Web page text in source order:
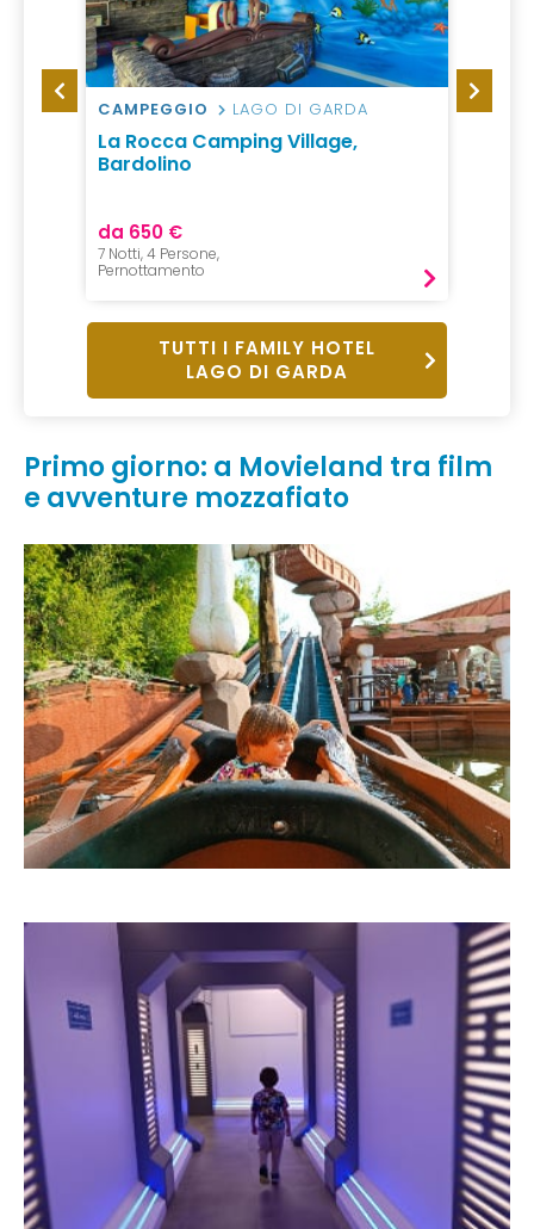
CAMPEGGIO LAGO DI GARDA
La Rocca Camping Village,
Bardolino
da 650 €
7 Notti, 4 Persone,
Pernottamento
TUTTI I FAMILY HOTEL
LAGO DI GARDA
Primo giorno: a Movieland tra film
e avventure mozzafiato